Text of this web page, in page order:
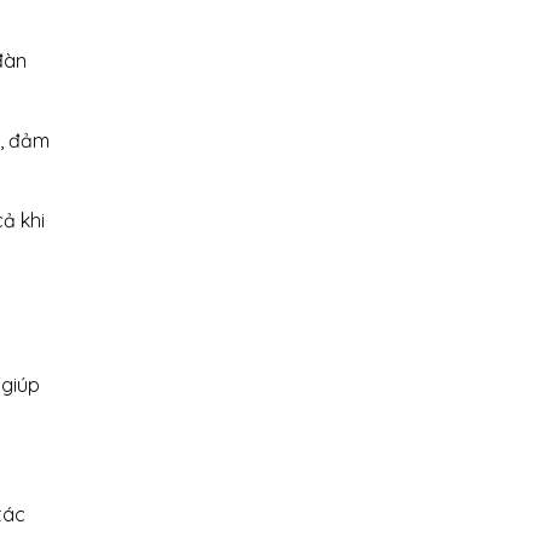
đảm
khi